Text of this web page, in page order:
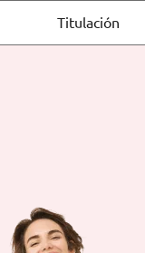
Titulación